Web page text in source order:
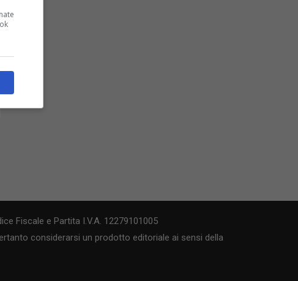
Fiscale e Partita I.V.A. 12279101005
considerarsi un prodotto editoriale ai sensi della